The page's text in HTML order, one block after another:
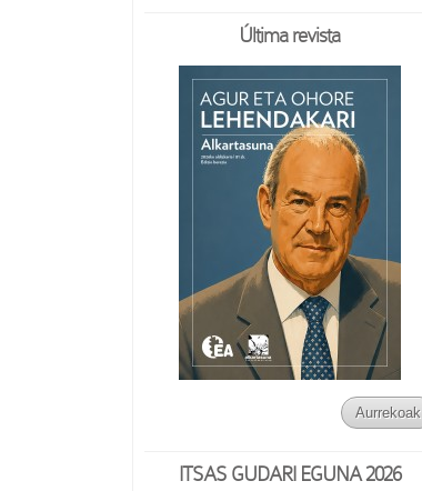
Última revista
Aurrekoak
ITSAS GUDARI EGUNA 2026